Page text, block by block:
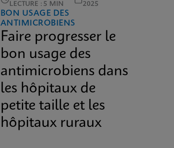
LECTURE : 5 MIN
2025
BON USAGE DES
ANTIMICROBIENS
Faire progresser le
bon usage des
antimicrobiens dans
les hôpitaux de
petite taille et les
hôpitaux ruraux